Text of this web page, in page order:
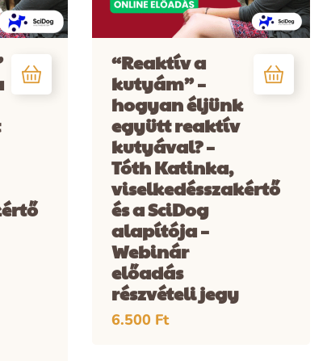
“Reaktív a
kutyám” –
hogyan éljünk
együtt reaktív
kutyával? –
Tóth Katinka,
viselkedésszakértő
és a SciDog
alapítója –
Webinár
előadás
részvételi jegy
6.500 Ft